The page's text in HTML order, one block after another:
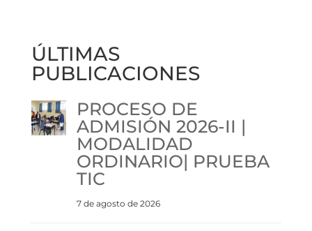
ÚLTIMAS
PUBLICACIONES
PROCESO DE
ADMISIÓN 2026-II |
MODALIDAD
ORDINARIO| PRUEBA
TIC
7 de agosto de 2026